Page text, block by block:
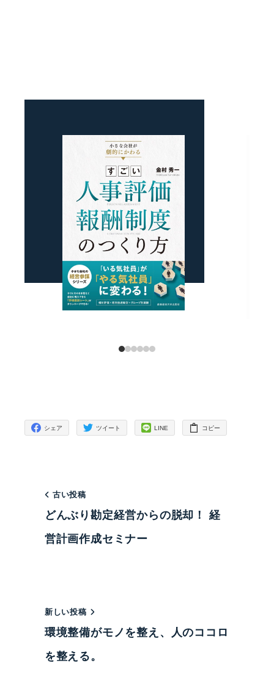
シェア ツイート LINE コピー
古い投稿
どんぶり勘定経営からの脱却！ 経
営計画作成セミナー
新しい投稿
環境整備がモノを整え、人のココロ
を整える。